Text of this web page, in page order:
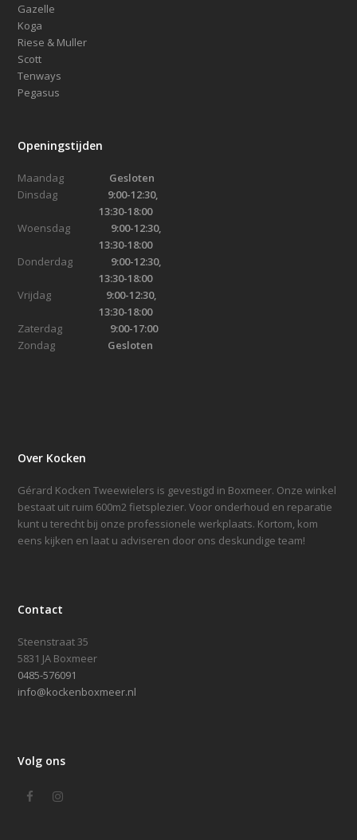
Gazelle
Koga
Riese & Muller
Scott
Tenways
Pegasus
Openingstijden
Maandag Gesloten
Dinsdag 9:00-12:30,
13:30-18:00
Woensdag
9:00-12:30,
13:30-18:00
Donderdag 9:00-12:30,
13:30-18:00
Vrijdag 9:00-12:30,
13:30-18:00
Zaterdag 9:00-17:00
Zondag Gesloten
Over Kocken
Gérard Kocken Tweewielers is gevestigd in Boxmeer. Onze winkel
bestaat uit ruim 600m2 fietsplezier. Voor onderhoud en reparatie
kunt u terecht bij onze professionele werkplaats. Kortom, kom
eens kijken en laat u adviseren door ons deskundige team!
Contact
Steenstraat 35
5831 JA Boxmeer
0485-576091
info@kockenboxmeer.nl
Volg ons
FacebookInstagram